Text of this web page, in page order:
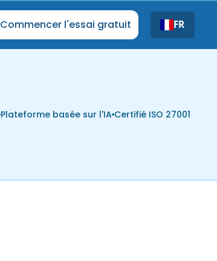
Commencer l'essai gratuit FR
Plateforme basée sur l'IA Certifié ISO 27001